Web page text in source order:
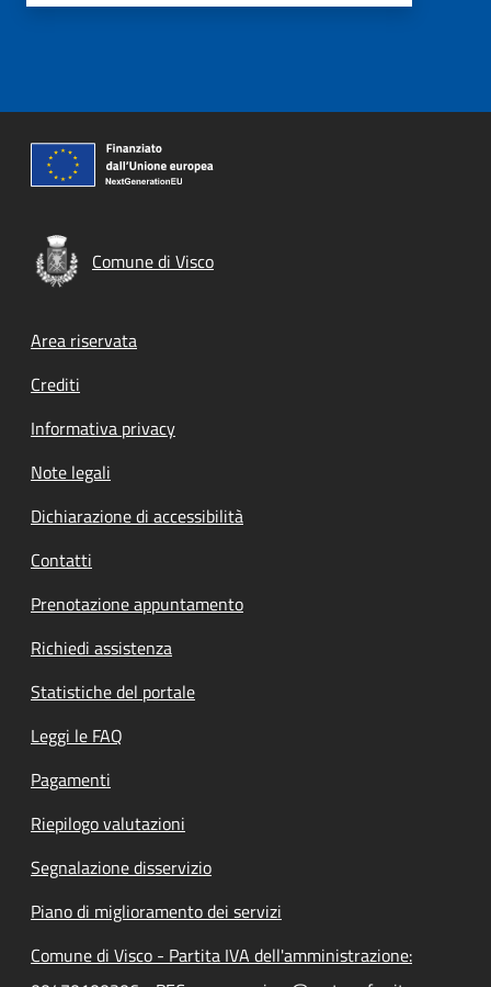
Comune di Visco
Footer menu
Area riservata
Crediti
Informativa privacy
Note legali
Dichiarazione di accessibilità
Contatti
Prenotazione appuntamento
Richiedi assistenza
Statistiche del portale
Leggi le FAQ
Pagamenti
Riepilogo valutazioni
Segnalazione disservizio
Piano di miglioramento dei servizi
Comune di Visco - Partita IVA dell'amministrazione: